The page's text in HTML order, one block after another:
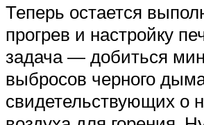
Теперь остается
прогрев и настройку
задача — добиться
выбросов черного
свидетельствующих о